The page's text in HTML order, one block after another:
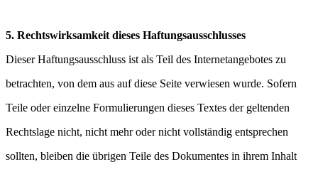
5. Rechtswirksamkeit dieses Haftungsausschlusses
Dieser Haftungsausschluss ist als Teil des Internetangebotes zu
betrachten, von dem aus auf diese Seite verwiesen wurde. Sofern
Teile oder einzelne Formulierungen dieses Textes der geltenden
Rechtslage nicht, nicht mehr oder nicht vollständig entsprechen
sollten, bleiben die übrigen Teile des Dokumentes in ihrem Inhalt